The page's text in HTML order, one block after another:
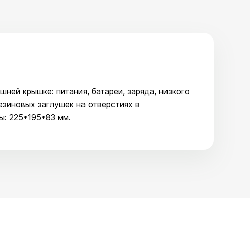
крышке: питания, батареи, заряда, низкого
заглушек на отверстиях в
225*195*83 мм.